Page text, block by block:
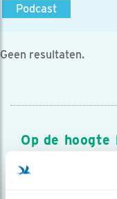
Podcast
Geen resultaten.
Op de hoogte
Meld je aan en
over vogels en